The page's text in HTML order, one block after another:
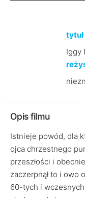
Iggy
Opis filmu
Istnieje powód, dla
ojca chrzestnego
przeszłości i
zaczerpnął to i owo
60-tych i